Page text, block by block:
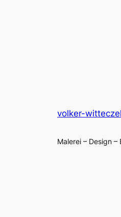
volker-
Malerei – Design –